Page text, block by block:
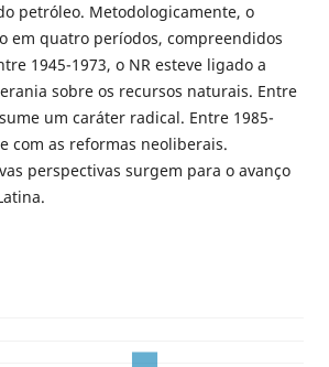
petróleo. Metodologicamente, o
em quatro períodos, compreendidos
1945-1973, o NR esteve ligado a
sobre os recursos naturais. Entre
um caráter radical. Entre 1985-
com as reformas neoliberais.
perspectivas surgem para o avanço